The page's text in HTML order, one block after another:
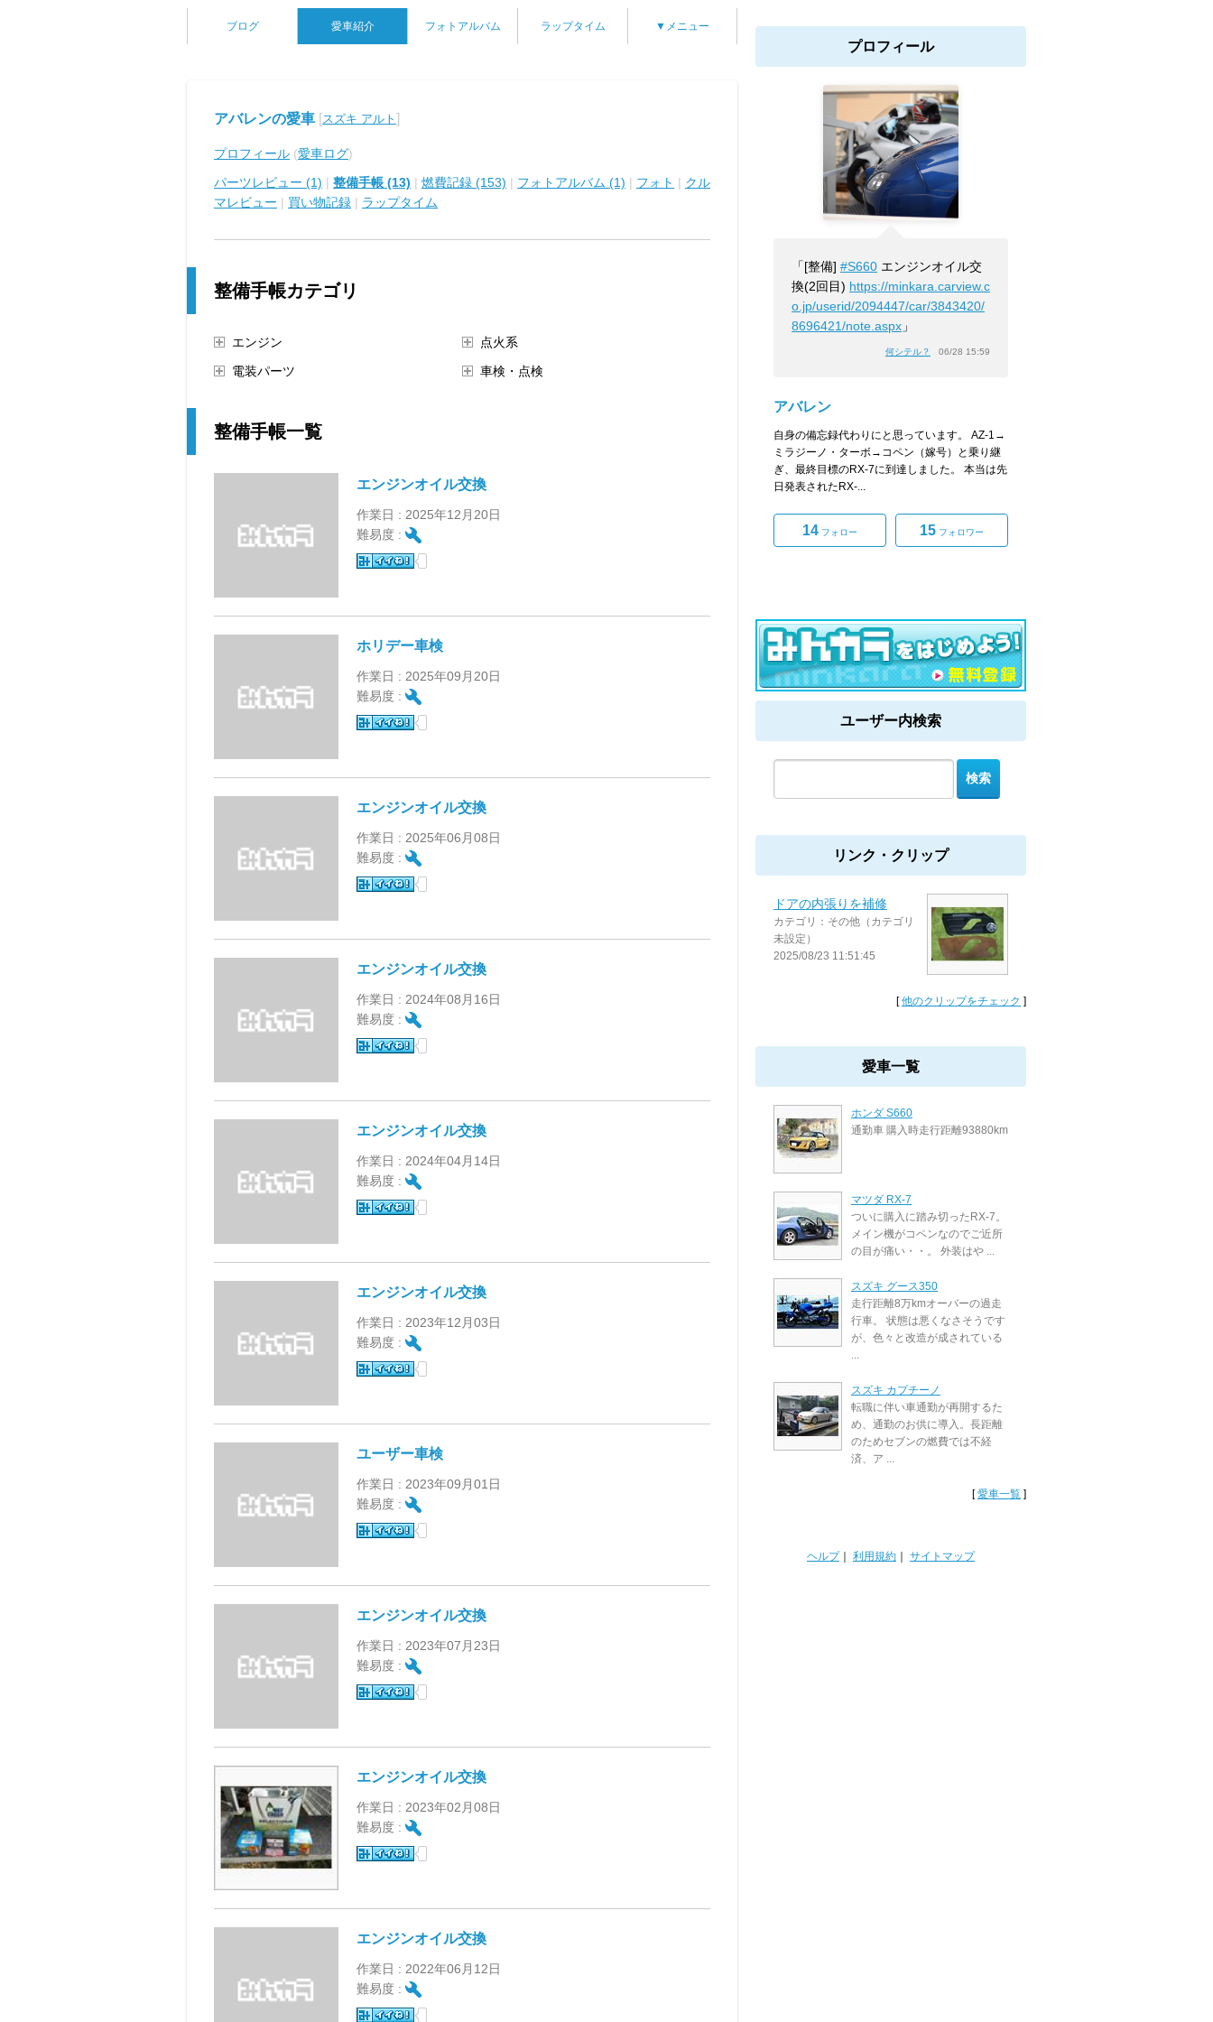
ブログ 愛車紹介 フォトアルバム ラップタイム ▼メニュー
アバレンの愛車 [スズキ アルト ]
プロフィール (愛車ログ)
パーツレビュー (1) | 整備手帳 (13) | 燃費記録 (153) | フォトアルバム (1) | フォト | クル
マレビュー | 買い物記録 | ラップタイム
整備手帳カテゴリ
エンジン
電装パーツ
点火系
車検・点検
整備手帳一覧
エンジンオイル交換
作業日 : 2025年12月20日
難易度 :
ホリデー車検
作業日 : 2025年09月20日
難易度 :
エンジンオイル交換
作業日 : 2025年06月08日
難易度 :
エンジンオイル交換
作業日 : 2024年08月16日
難易度 :
エンジンオイル交換
作業日 : 2024年04月14日
難易度 :
エンジンオイル交換
作業日 : 2023年12月03日
難易度 :
ユーザー車検
作業日 : 2023年09月01日
難易度 :
エンジンオイル交換
作業日 : 2023年07月23日
難易度 :
エンジンオイル交換
作業日 : 2023年02月08日
難易度 :
エンジンオイル交換
作業日 : 2022年06月12日
難易度 :
プロフィール
「[整備] #S660 エンジンオイル交
換(2回目) https://minkara.carview.c
o.jp/userid/2094447/car/3843420/
8696421/note.aspx 」
何シテル？ 06/28 15:59
アバレン
自身の備忘録代わりにと思っています。 AZ-1→
ミラジーノ・ターボ→コペン（嫁号）と乗り継
ぎ、最終目標のRX-7に到達しました。 本当は先
日発表されたRX-...
14 フォロー 15 フォロワー
ユーザー内検索
リンク・クリップ
ドアの内張りを補修
カテゴリ：その他（カテゴリ
未設定）
2025/08/23 11:51:45
[他のクリップをチェック ]
愛車一覧
ホンダ S660
通勤車 購入時走行距離93880km
マツダ RX-7
ついに購入に踏み切ったRX-7。
メイン機がコペンなのでご近所
の目が痛い・・。 外装はや ...
スズキ グース350
走行距離8万kmオーバーの過走
行車。 状態は悪くなさそうです
が、色々と改造が成されている
...
スズキ カプチーノ
転職に伴い車通勤が再開するた
め、通勤のお供に導入。長距離
のためセブンの燃費では不経
済、ア ...
[愛車一覧 ]
ヘルプ｜ 利用規約 サイトマップ